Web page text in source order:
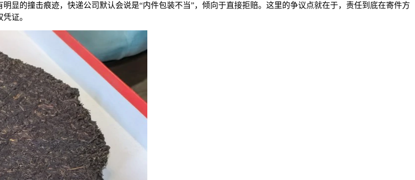
显的撞击痕迹，快递公司默认会说是“内件包装不当”，倾向于直接拒赔。这里的争议点就在于，责任到底在寄件方
证。